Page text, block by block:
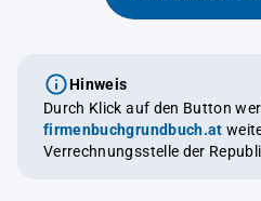
Hinweis
Durch Klick auf den Button
firmenbuchgrundbuch.at weitergeleitet, eine offizielle
Verrechnungsstelle der